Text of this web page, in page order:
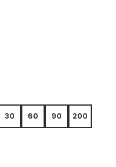
30 60 90 200